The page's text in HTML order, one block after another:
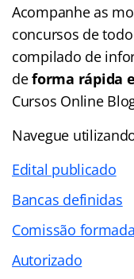
Acompanhe as
concursos de
compilado de
deforma rápida
Cursos Online
Navegue
Edital publicado
Bancas definidas
Comissão formada
Autorizado